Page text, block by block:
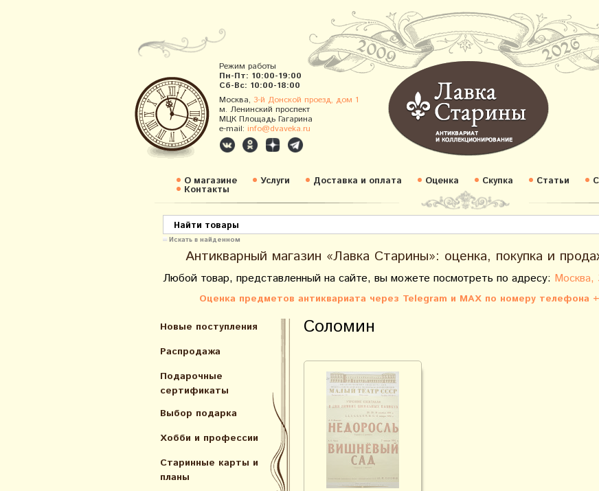
Режим работы
Пн-Пт: 10:00-19:00
Сб-Вс: 10:00-18:00
Москва, 3-й Донской проезд, дом 1
м. Ленинский проспект
МЦК Площадь Гагарина
e-mail: info@dvaveka.ru
О магазине Услуги Доставка и оплата Оценка Скупка Статьи
Контакты
Искать в найденном
Антикварный магазин «Лавка Старины»: оценка, покупка и
Любой товар, представленный на сайте, вы можете посмотреть по адресу: Москва,
Оценка предметов антиквариата через Telegram и MAX по номеру телефона
Новые поступления
Распродажа
Подарочные
сертификаты
Выбор подарка
Хобби и профессии
Старинные карты и
планы
Соломин